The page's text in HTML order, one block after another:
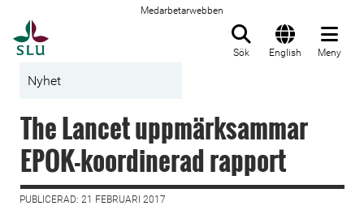
Medarbetarwebben
Sök English Meny
Nyhet
The Lancet uppmärksammar
EPOK-koordinerad rapport
PUBLICERAD: 21 FEBRUARI 2017